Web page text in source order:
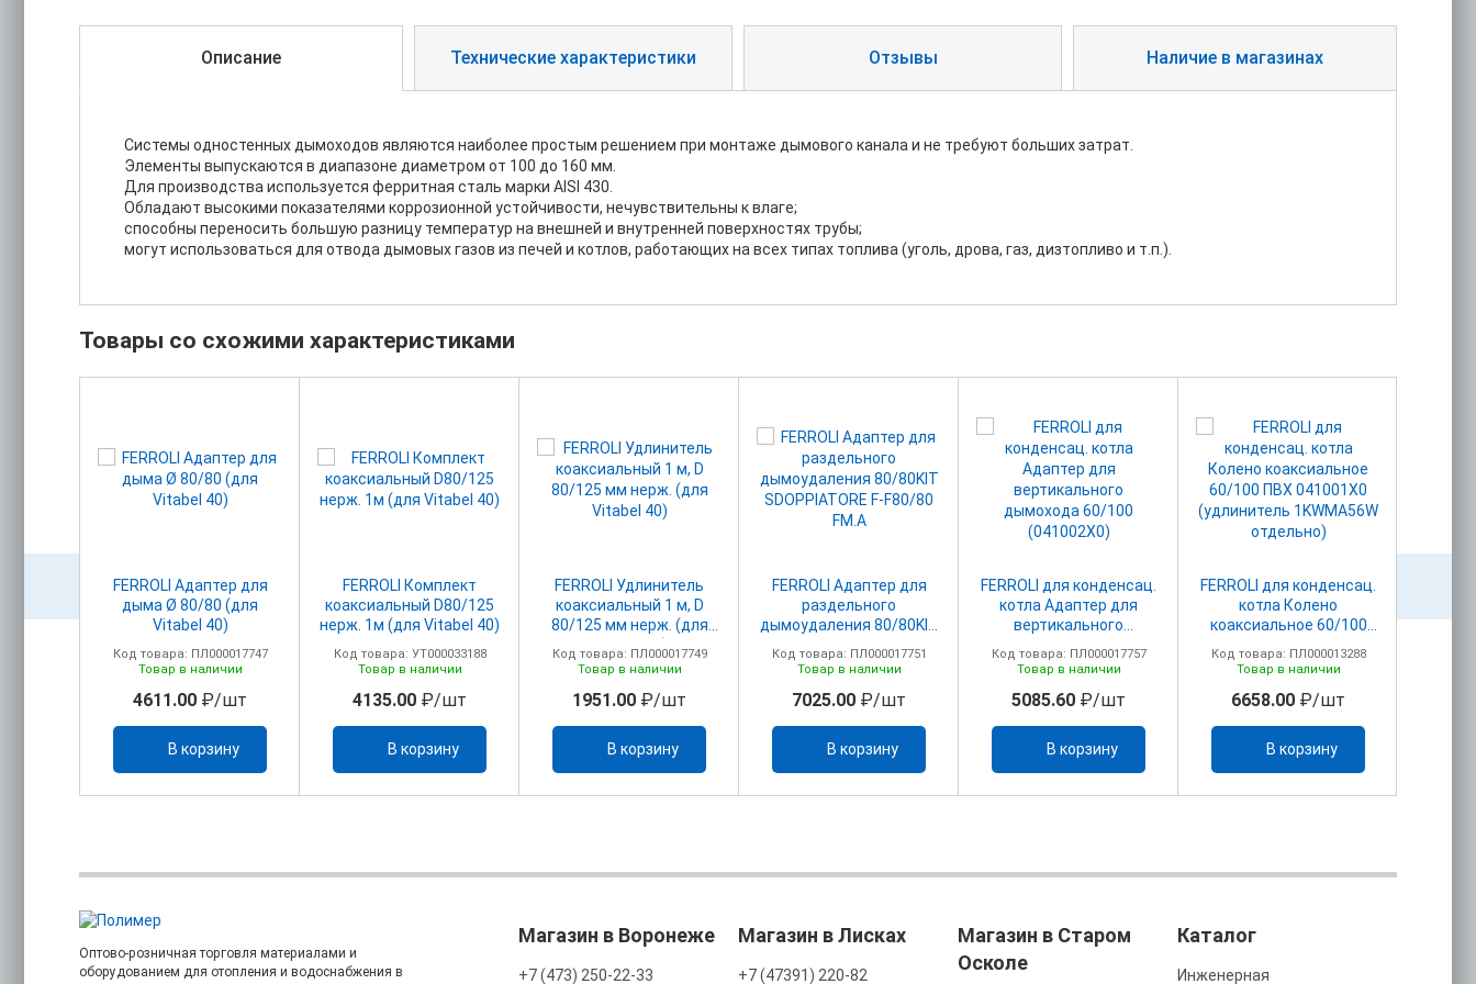
Описание Технические характеристики Отзывы Наличие в магазинах
Системы одностенных дымоходов являются наиболее простым решением при монтаже дымового канала и не требуют больших затрат.
Элементы выпускаются в диапазоне диаметром от 100 до 160 мм.
Для производства используется ферритная сталь марки AISI 430.
Обладают высокими показателями коррозионной устойчивости, нечувствительны к влаге;
способны переносить большую разницу температур на внешней и внутренней поверхностях трубы;
могут использоваться для отвода дымовых газов из печей и котлов, работающих на всех типах топлива (уголь, дрова, газ, дизтопливо и т.п.).
Товары со схожими характеристиками
FERROLI Адаптер для
дыма Ø 80/80 (для
Vitabel 40)
Код товара: ПЛ000017747
Товар в наличии
4611.00 ₽/шт
В корзину
FERROLI Комплект
коаксиальный D80/125
нерж. 1м (для Vitabel 40)
Код товара: УТ000033188
Товар в наличии
4135.00 ₽/шт
В корзину
FERROLI Удлинитель
коаксиальный 1 м, D
80/125 мм нерж. (для
Код товара: ПЛ000017749
Товар в наличии
1951.00 ₽/шт
В корзину
FERROLI Адаптер для
раздельного
дымоудаления 80/80KIT
FM.A
Код товара: ПЛ000017751
Товар в наличии
7025.00 ₽/шт
В корзину
FERROLI для конденсац.
котла Адаптер для
вертикального
(041002X0)
Код товара: ПЛ000017757
Товар в наличии
5085.60 ₽/шт
В корзину
FERROLI для конденсац.
котла Колено
коаксиальное 60/100
(удлинитель 1KWMA56W
Код товара: ПЛ000013288
Товар в наличии
6658.00 ₽/шт
В корзину
Оптово-розничная торговля материалами и
оборудованием для отопления и водоснабжения в
Магазин в Воронеже
+7 (473) 250-22-33
Магазин в Лисках
+7 (47391) 220-82
Магазин в Старом
Осколе
Каталог
Инженерная